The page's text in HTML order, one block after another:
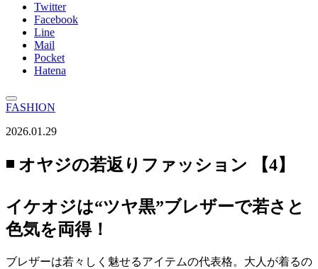
Twitter
Facebook
Line
Mail
Pocket
Hatena
FASHION
2026.01.29
◾️ オヤジの若返りファッション 【4】
イケオジは“ツヤ黒”ブレザーで若さと
色気を両得！
ブレザーは若々しく魅せるアイテムの代表格。大人が着るの